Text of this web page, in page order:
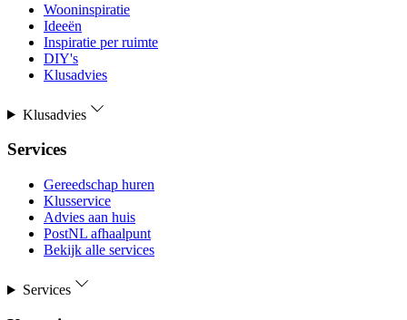
Wooninspiratie
Ideeën
Inspiratie per ruimte
DIY's
Klusadvies
Klusadvies
Services
Gereedschap huren
Klusservice
Advies aan huis
PostNL afhaalpunt
Bekijk alle services
Services